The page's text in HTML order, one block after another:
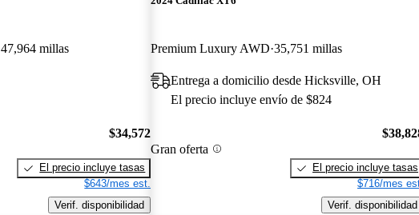
47,964 millas
$34,572
El precio incluye tasas
$643/mes est.
Verif. disponibilidad
Premium Luxury AWD 35,751 millas
Entrega a domicilio desde Hicksville, OH
El precio incluye envío de $824
Gran oferta
El precio incluye tasas
$716/mes
Verif. disponibilidad